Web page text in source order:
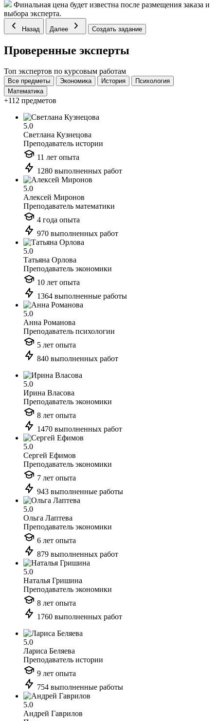
Финальная цена будет известна после размещения заказа и
выбора эксперта.
Назад Далее Создать задание
Проверенные эксперты
Топ экспертов по курсовым работам
Все предметы Экономика История
Психология
Математика
+112 предметов
5.0
Светлана Кузнецова
Преподаватель истории
11 лет опыта
1280 выполненных работ
5.0
Алексей Миронов
Преподаватель математики
4 года опыта
970 выполненных работ
5.0
Татьяна Орлова
Преподаватель экономики
10 лет опыта
1364 выполненные работы
5.0
Анна Романова
Преподаватель психологии
5 лет опыта
840 выполненных работ
5.0
Ирина Власова
Преподаватель экономики
8 лет опыта
1470 выполненных работ
5.0
Сергей Ефимов
Преподаватель экономики
7 лет опыта
943 выполненные работы
5.0
Ольга Лаптева
Преподаватель экономики
6 лет опыта
879 выполненных работ
5.0
Наталья Гришина
Преподаватель экономики
8 лет опыта
1760 выполненных работ
5.0
Лариса Беляева
Преподаватель истории
9 лет опыта
754 выполненные работы
5.0
Андрей Гаврилов